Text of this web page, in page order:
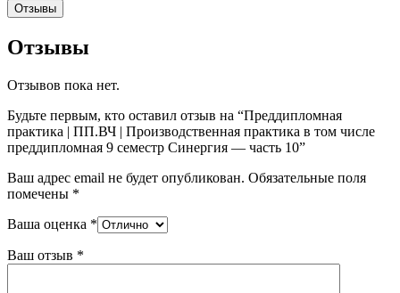
Отзывы
Отзывы
Отзывов пока нет.
Будьте первым, кто оставил отзыв на “Преддипломная
практика | ПП.ВЧ | Производственная практика в том числе
преддипломная 9 семестр Синергия — часть 10”
Ваш адрес email не будет опубликован. Обязательные поля
помечены *
Ваша оценка *
Ваш отзыв *